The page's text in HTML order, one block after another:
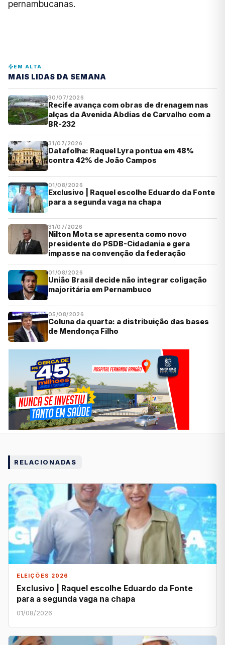
pernambucanas.
EM ALTA
MAIS LIDAS DA SEMANA
30/07/2026
Recife avança com obras de drenagem nas
alças da Avenida Abdias de Carvalho com a
BR-232
31/07/2026
Datafolha: Raquel Lyra pontua em 48%
contra 42% de João Campos
01/08/2026
Exclusivo | Raquel escolhe Eduardo da Fonte
para a segunda vaga na chapa
31/07/2026
Nilton Mota se apresenta como novo
presidente do PSDB-Cidadania e gera
impasse na convenção da federação
01/08/2026
União Brasil decide não integrar coligação
majoritária em Pernambuco
05/08/2026
Coluna da quarta: a distribuição das bases
de Mendonça Filho
RELACIONADAS
ELEIÇÕES 2026
Exclusivo | Raquel escolhe Eduardo da Fonte
para a segunda vaga na chapa
01/08/2026